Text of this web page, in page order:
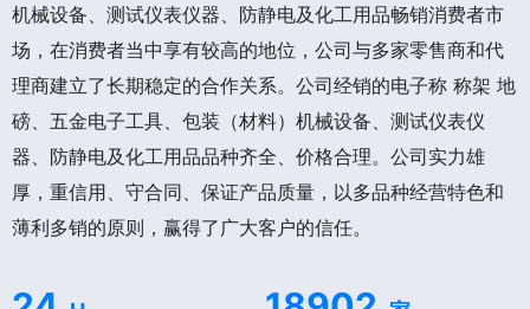
机械设备、测试仪表仪器、防静电及化工用品畅销消费者市
场，在消费者当中享有较高的地位，公司与多家零售商和代
理商建立了长期稳定的合作关系。公司经销的电子称 称架 地
磅、五金电子工具、包装（材料）机械设备、测试仪表仪
器、防静电及化工用品品种齐全、价格合理。公司实力雄
厚，重信用、守合同、保证产品质量，以多品种经营特色和
薄利多销的原则，赢得了广大客户的信任。